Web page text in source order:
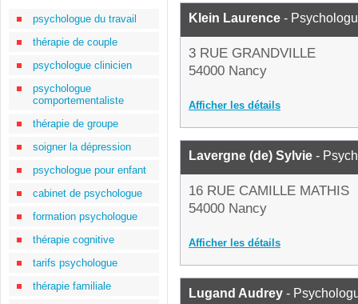
psychologue du travail
thérapie de couple
psychologue clinicien
psychologue
comportementaliste
thérapie de groupe
soigner la dépression
psychologue pour enfant
cabinet de psychologue
formation psychologue
thérapie cognitive
tarifs psychologue
thérapie familiale
Klein Laurence -
3 RUE GRANDVILLE
54000 Nancy
Afficher les détails
Lavergne (de) Sylvie -
16 RUE CAMILLE MATHIS
54000 Nancy
Afficher les détails
Lugand Audrey -